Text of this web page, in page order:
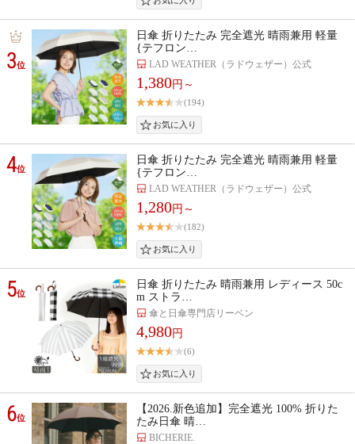
3位
日傘 折りたたみ 完全遮光 晴雨兼用 軽量
{テフロン…
LAD WEATHER（ラドウェザー）公式
1,380円～
(194)
4位
日傘 折りたたみ 完全遮光 晴雨兼用 軽量
{テフロン…
LAD WEATHER（ラドウェザー）公式
1,280円～
(182)
5位
日傘 折りたたみ 晴雨兼用 レディース 50c
m ストラ…
傘と日傘専門店リーベン
4,980円
(6)
6位
【2026.新色追加】完全遮光 100% 折りた
たみ日傘 晴…
BICHERIE.